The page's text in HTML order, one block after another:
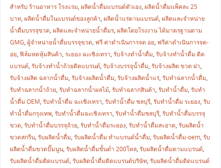
สำหรับ ร้านอาหาร โรงแรม, ผลิตน้ำดื่มแบรนด์ตัวเอง, ผลิตน้ำดื่มแพ็คละ 25
บาท, ผลิตน้ำดื่มในแบรนด์ของลูกค้า, ผลิตน้ำแร่ตามแบรนด์, ผลิตและจำหน่าย
น้ำดื่มบรรจุขวด, ผลิตและจำหน่ายน้ำดื่มร, ผลิตโดยโรงงาน ได้มาตรฐานตาม
GMG, ผู้จำหน่ายน้ำดื่มบรรจุขวด, ฟรี ค่าดำเนินการจด อย, ฟรีค่าดำเนินการจด-
อย, ฟิล์มหดหุ้มสินค้า, ระยอง ฉะเชิงเทรา, รับจ้างทำน้ำดื่ม, รับจ้างทำน้ำดื่ม ติด
แบรนด์, รับจ้างทำน้ำถ้วยติดแบรนด์, รับจ้างบรรจุน้ำดื่ม, รับจ้างผลิต ขวด ฝา,
รับจ้างผลิต ฉลากน้ำดื่ม, รับจ้างผลิตน้ำดื่ม, รับจ้างผลิตน้ำแร่, รับทำฉลากน้ำดื่ม,
รับทำฉลากน้ำถ้วย, รับทำฉลากน้ำผลไม้, รับทำฉลากสินค้า, รับทำน้ำดื่ม, รับทำ
น้ำดื่ม OEM, รับทำน้ำดื่ม ฉะเชิงเทรา, รับทำน้ำดื่ม ชลบุรี, รับทำน้ำดื่ม ระยอง, รับ
ทำน้ำดื่มกรุงเทพ, รับทำน้ำดื่มฉะเชิงเทรา, รับทำน้ำดื่มชลบุรี, รับทำน้ำดื่มบรรจุ
ขวด, รับทำน้ำดื่มบรรจุถ้วย, รับทำน้ำดื่มระยอง, รับทำน้ำดื่มสะอาด, รับผลิตน้ำ
ขวดสกรีน, รับผลิตน้ำดื่ม, รับผลิตน้ำดื่ม ทำแบรนด์น้ำดื่ม, รับผลิตน้ำดื่ม-oem, รับ
ผลิตน้ำดื่มขวดปั๊มนูน, รับผลิตน้ำดื่มขั้นต่ำ 200โหล, รับผลิตน้ำดื่มตามแบรนด์,
รับผลิตน้ำดื่มติดแบรนด์, รับผลิตน้ำดื่มติดแบรนด์บริษัท, รับผลิตน้ำดื่มติดแบรนด์